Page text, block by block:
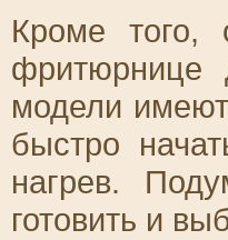
Кроме того,
фритюрнице
модели
быстро
нагрев.
готовить и